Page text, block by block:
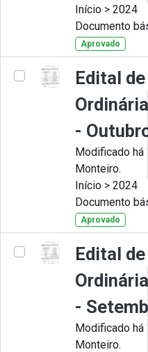
Início > 2024
Documento
Aprovado
Edital
- Outubro.
Modificado há
Monteiro.
Início > 2024
Documento
Aprovado
Edital
-
Modificado há
Monteiro.